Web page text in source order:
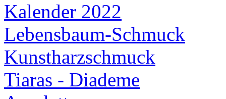
Kalender 2022
Lebensbaum-Schmuck
Kunstharzschmuck
Tiaras - Diademe